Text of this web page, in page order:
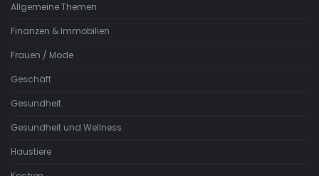
Allgemeine Themen
Finanzen & Immobilien
Frauen / Mode
Geschäft
Gesundheit
Gesundheit und Wellness
Haustiere